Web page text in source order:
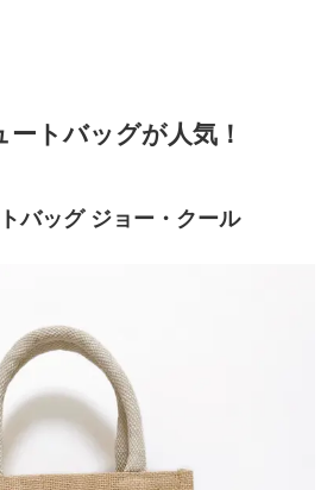
ートバッグが人気！
バッグ ジョー・クール